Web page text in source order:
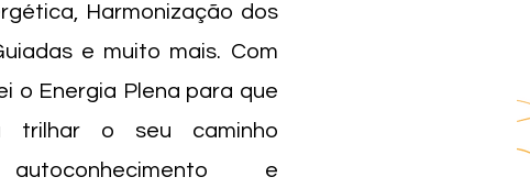
Harmonização dos
e muito mais. Com
o Energia Plena para que
trilhar o seu caminho
e